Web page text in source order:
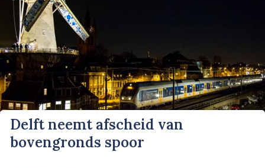
Delft neemt afscheid van
bovengronds spoor